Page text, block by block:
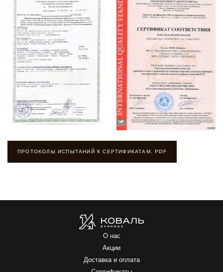
ПРОТОКОЛЫ ИСПЫТАНИЙ К СЕРТИФИКАТАМ, PDF
О нас
Акции
Доставка и оплата